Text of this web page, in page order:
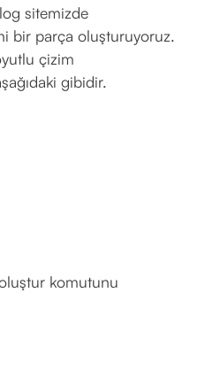
sitemizde
bir parça oluşturuyoruz.
çizim
gibidir.
komutunu